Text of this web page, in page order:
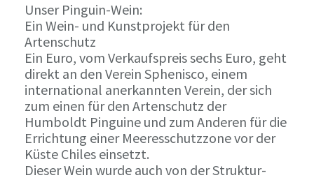
Unser Pinguin-Wein:
Ein Wein- und Kunstprojekt für den
Artenschutz
Ein Euro, vom Verkaufspreis sechs Euro, geht
direkt an den Verein Sphenisco, einem
international anerkannten Verein, der sich
zum einen für den Artenschutz der
Humboldt Pinguine und zum Anderen für die
Errichtung einer Meeresschutzzone vor der
Küste Chiles einsetzt.
Dieser Wein wurde auch von der Struktur-